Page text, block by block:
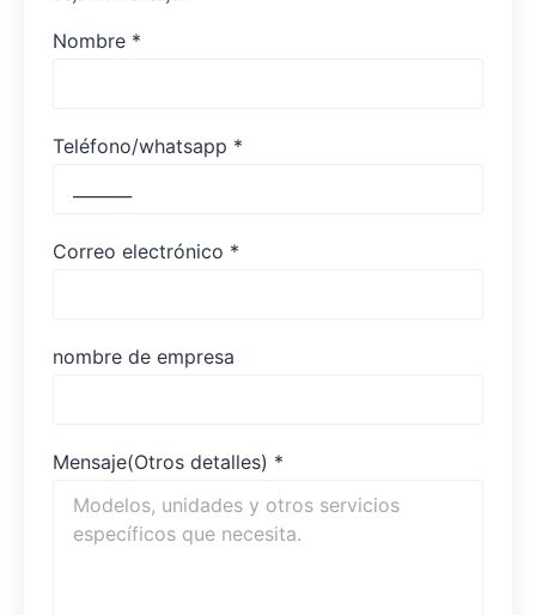
Nombre *
Teléfono/whatsapp *
Correo electrónico *
nombre de empresa
Mensaje(Otros detalles) *